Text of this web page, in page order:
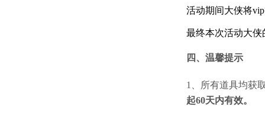
活动期间大侠将
最终本次活动大侠
四、温馨提示
1、所有道具均获
起60天内有效。